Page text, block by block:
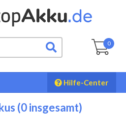
0
Hilfe-Center
(0 insgesamt)